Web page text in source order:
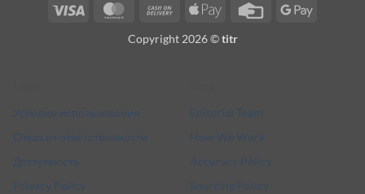
Visa MasterCardCash
Delivery
Apple
Credit
Google
Copyright 2026 ©titr
Условия использования
Отказ от ответственности
Доступность
Privacy Policy
Editorial Team
How We Work
Accuracy Policy
Sourcing Policy